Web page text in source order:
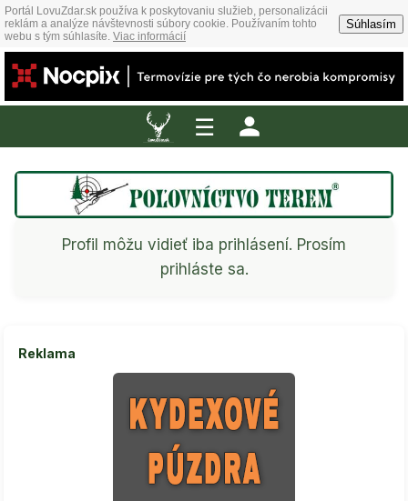
Portál LovuZdar.sk používa k poskytovaniu služieb, personalizácii
reklám a analýze návštevnosti súbory cookie. Používaním tohto
webu s tým súhlasíte. Viac informácií
Súhlasím
☰
Profil môžu vidieť iba prihlásení. Prosím
prihláste sa.
Reklama